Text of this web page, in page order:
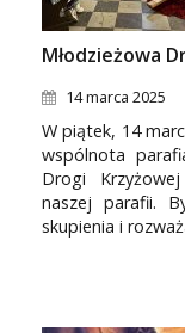
Młodzieżowa
14 marca 2025
W piątek, 14
wspólnota
Drogi
naszej parafii.
skupienia i